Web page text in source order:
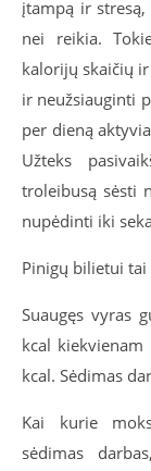
įtampą ir
nei reikia.
kalorijų skaičių
ir neužsiauginti
per dieną
Užteks
troleibusą sėsti
nupėdinti iki
Pinigų bilietui tai
Suaugęs vyras
kcal
kcal. Sėdimas
Kai kurie
sėdimas